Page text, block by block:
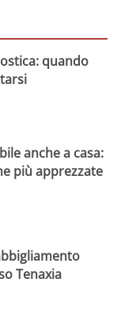
quando
anche a casa:
più apprezzate
Tenaxia